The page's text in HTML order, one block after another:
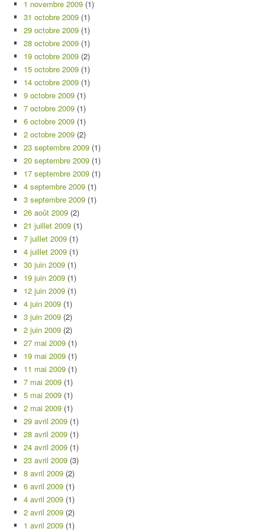
1 novembre 2009 (1)
31 octobre 2009 (1)
29 octobre 2009 (1)
28 octobre 2009 (1)
19 octobre 2009 (2)
15 octobre 2009 (1)
14 octobre 2009 (1)
9 octobre 2009 (1)
7 octobre 2009 (1)
6 octobre 2009 (1)
2 octobre 2009 (2)
23 septembre 2009 (1)
20 septembre 2009 (1)
17 septembre 2009 (1)
4 septembre 2009 (1)
3 septembre 2009 (1)
26 août 2009 (2)
21 juillet 2009 (1)
7 juillet 2009 (1)
4 juillet 2009 (1)
30 juin 2009 (1)
19 juin 2009 (1)
12 juin 2009 (1)
4 juin 2009 (1)
3 juin 2009 (2)
2 juin 2009 (2)
27 mai 2009 (1)
19 mai 2009 (1)
11 mai 2009 (1)
7 mai 2009 (1)
5 mai 2009 (1)
2 mai 2009 (1)
29 avril 2009 (1)
28 avril 2009 (1)
24 avril 2009 (1)
23 avril 2009 (3)
8 avril 2009 (2)
6 avril 2009 (1)
4 avril 2009 (1)
2 avril 2009 (2)
1 avril 2009 (1)